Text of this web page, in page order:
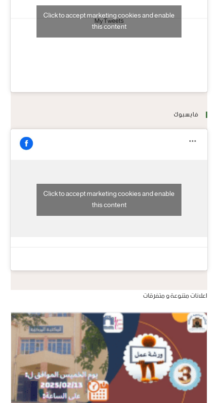
My Tweets
Click to accept marketing cookies and enable
this content
فايسبوك
Click to accept marketing cookies and enable
this content
اعلانات متنوعة و متفرقات